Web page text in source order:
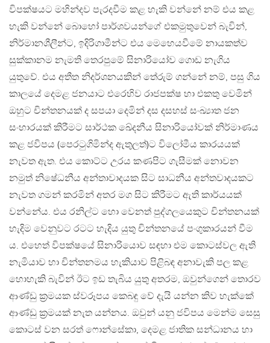
විපක්ෂයට මහින්දව පැරදවීම කළ හැකි වන්නේ නම් එය කළ
හැකි වන්නේ බොහෝ පාර්ශවයන්ගේ එකමුතුවෙන් බැවින්,
නිර්මානශීලීන්ට, ඉදිරිගාමීන්ට එය මෙහෙයවීමේ නායකත්ව
සුක්කානම නැමති තෙරපුමේ සිනාරියෝව ගොඩ නැගිය
යුතුවේ. එය අතීත නිදර්ශනයකින් තේරුම් ගන්නේ නම්, පසු ගිය
කාලයේ දෙමළ ජනයාට එරෙහිව රාජපක්ෂ හා එකතු වෙමින්
ඔහුට චින්තනයක් ද සපයා දෙමින් දස දසහස් සංඛ්‍යාත ජන
සංහාරයක් කිරීමට සාර්ථක ඛේදනීය සිනාරියෝවක් නිර්මාණය
කළ ජවිපය (පෙරටුගිමින්ද ඇතුලත්)ට විලෝමීය කාරයයක්
නැවත ඇත. එය කොට්ට උරය කණපිට ගැසීමක් නොවන
නමුත් නිෂේධනීය අන්තාවාදයක සිට සාධනීය අන්තවාදයකට
නැවත ගමන් කරමින් අතර මග සිට කිරීමට ඇති කාර්යයක්
වන්නේය. එය රනිල්ට හො වෙනත් පුද්ගලයෙකුට චින්තනයක්
හැදිම වෙනුවට රටට හැදිය යුතු චින්තනයේ පංගුකාරයන් වීම
ය. එහෙත් විපක්ෂයේ සිනාරියොව සඳහා එම කොටස්වල ඇති
නැමියාව හා චින්තනමය හැකියාව පිළිබඳ අනාවැකි පල කළ
හොහැකි බැවින් ඊට ඉඩ තැබිය යුතු අතරම, ඔවුන්ගෙන් තොරව
ආණ්ඩු ක්‍රමයක ස්වරූපය කෙබඳු වේ දැයි යන්න කිව හැක්කේ
ආණ්ඩු ක්‍රමයක් නැත යන්නය. ඔවුන් යනු ජවිපය මෙන්ම සෙසු
කොටස් වන සරත් ෆොන්සේකා, දෙමළ ජාතික සන්ධානය හා